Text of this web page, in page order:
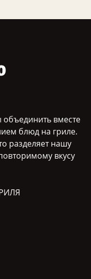
объединить вместе
блюд на гриле.
разделяет нашу
вкусу